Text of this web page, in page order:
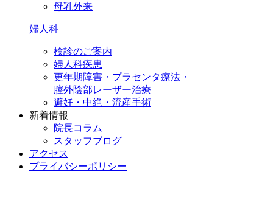
母乳外来
婦人科
検診のご案内
婦人科疾患
更年期障害・プラセンタ療法・
膣外陰部レーザー治療
避妊・中絶・流産手術
新着情報
院長コラム
スタッフブログ
アクセス
プライバシーポリシー